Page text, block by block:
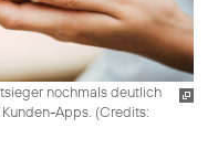
nochmals deutlich
Apps. (Credits: